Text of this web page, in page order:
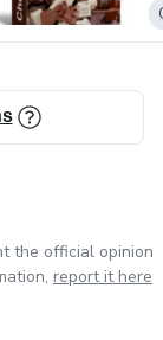
the official opinion
report it here